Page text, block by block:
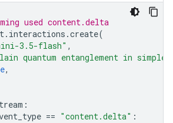
used content.delta
. interactions .create(
3.5-flash" ,
quantum entanglement in simple
,
:
== "content.delta" :